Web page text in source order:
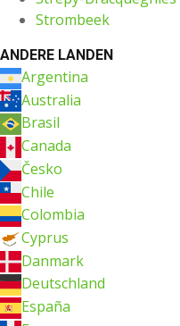
Strombeek
ANDERE LANDEN
Argentina
Australia
Brasil
Canada
Česko
Chile
Colombia
Cyprus
Danmark
Deutschland
España